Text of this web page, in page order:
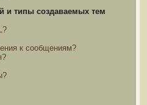
и типы создаваемых тем
к сообщениям?